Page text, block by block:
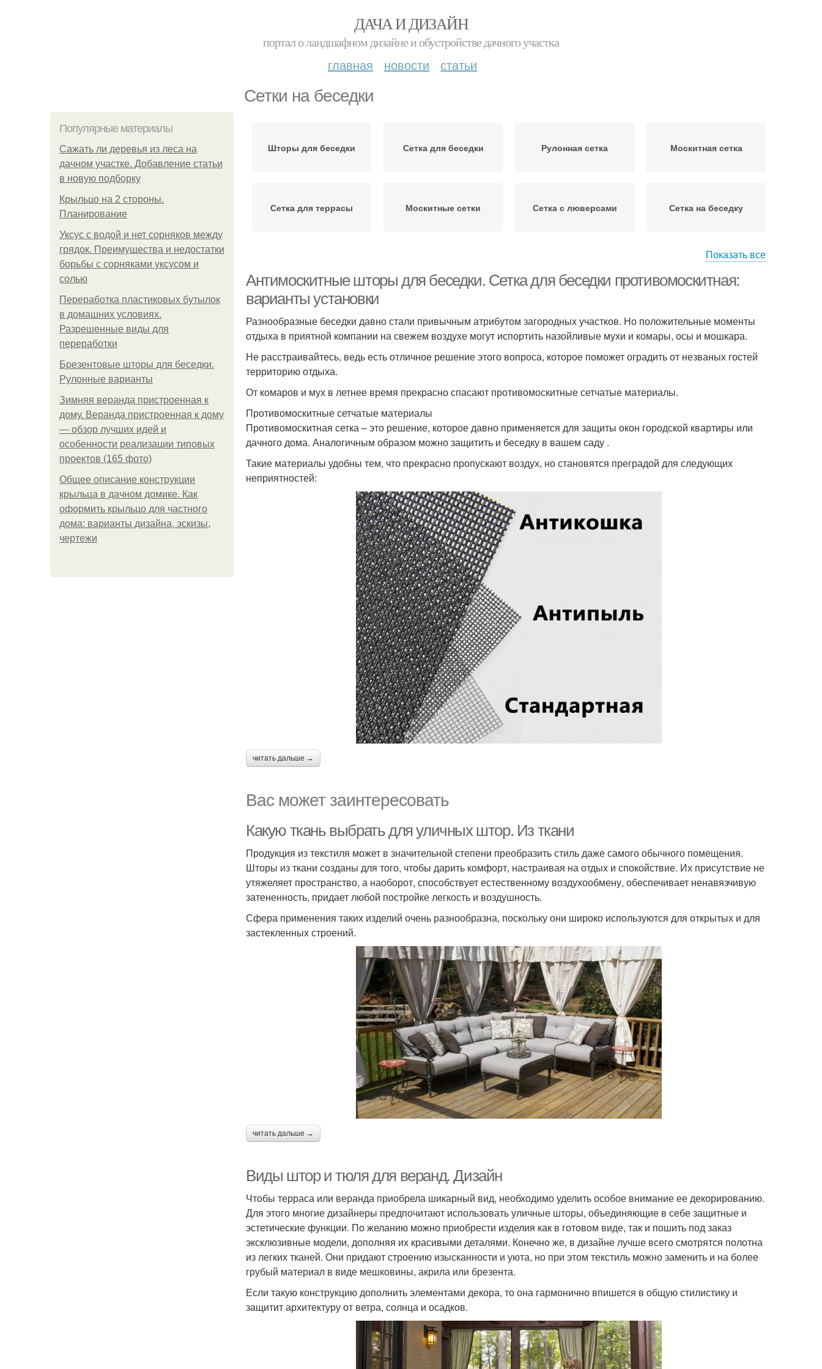
ДАЧА И ДИЗАЙН
портал о ландшафном дизайне и обустройстве дачного участка
главная новости статьи
Сетки на беседки
Популярные материалы
Сажать ли деревья из леса на
дачном участке. Добавление статьи
в новую подборку
Крыльцо на 2 стороны.
Планирование
Уксус с водой и нет сорняков между
грядок. Преимущества и недостатки
борьбы с сорняками уксусом и
солью
Переработка пластиковых бутылок
в домашних условиях.
Разрешенные виды для
переработки
Брезентовые шторы для беседки.
Рулонные варианты
Зимняя веранда пристроенная к
дому. Веранда пристроенная к дому
— обзор лучших идей и
особенности реализации типовых
проектов (165 фото)
Общее описание конструкции
крыльца в дачном домике. Как
оформить крыльцо для частного
дома: варианты дизайна, эскизы,
чертежи
Шторы для беседки Сетка для беседки Рулонная сетка Москитная сетка
Сетка для террасы Москитные сетки Сетка с люверсами Сетка на беседку
сеткой
Показать все
Антимоскитные шторы для беседки. Сетка для беседки противомоскитная:
варианты установки
Разнообразные беседки давно стали привычным атрибутом загородных участков. Но положительные моменты
отдыха в приятной компании на свежем воздухе могут испортить назойливые мухи и комары, осы и мошкара.
Не расстраивайтесь, ведь есть отличное решение этого вопроса, которое поможет оградить от незваных гостей
территорию отдыха.
От комаров и мух в летнее время прекрасно спасают противомоскитные сетчатые материалы.
Противомоскитные сетчатые материалы
Противомоскитная сетка – это решение, которое давно применяется для защиты окон городской квартиры или
дачного дома. Аналогичным образом можно защитить и беседку в вашем саду .
Такие материалы удобны тем, что прекрасно пропускают воздух, но становятся преградой для следующих
неприятностей:
читать дальше →
Вас может заинтересовать
Какую ткань выбрать для уличных штор. Из ткани
Продукция из текстиля может в значительной степени преобразить стиль даже самого обычного помещения.
Шторы из ткани созданы для того, чтобы дарить комфорт, настраивая на отдых и спокойствие. Их присутствие не
утяжеляет пространство, а наоборот, способствует естественному воздухообмену, обеспечивает ненавязчивую
затененность, придает любой постройке легкость и воздушность.
Сфера применения таких изделий очень разнообразна, поскольку они широко используются для открытых и для
застекленных строений.
читать дальше →
Виды штор и тюля для веранд. Дизайн
Чтобы терраса или веранда приобрела шикарный вид, необходимо уделить особое внимание ее декорированию.
Для этого многие дизайнеры предпочитают использовать уличные шторы, объединяющие в себе защитные и
эстетические функции. По желанию можно приобрести изделия как в готовом виде, так и пошить под заказ
эксклюзивные модели, дополняя их красивыми деталями. Конечно же, в дизайне лучше всего смотрятся полотна
из легких тканей. Они придают строению изысканности и уюта, но при этом текстиль можно заменить и на более
грубый материал в виде мешковины, акрила или брезента.
Если такую конструкцию дополнить элементами декора, то она гармонично впишется в общую стилистику и
защитит архитектуру от ветра, солнца и осадков.